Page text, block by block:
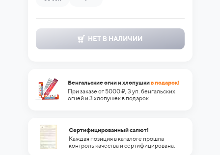
НЕТ В НАЛИЧИИ
Бенгальские огни и хлопушкив подарок!
При заказе от 5000 ₽, 3 уп. бенгальских
огней и 3 хлопушек в подарок.
Сертифицированный салют!
Каждая позиция в каталоге прошла
контроль качества и сертифицирована.